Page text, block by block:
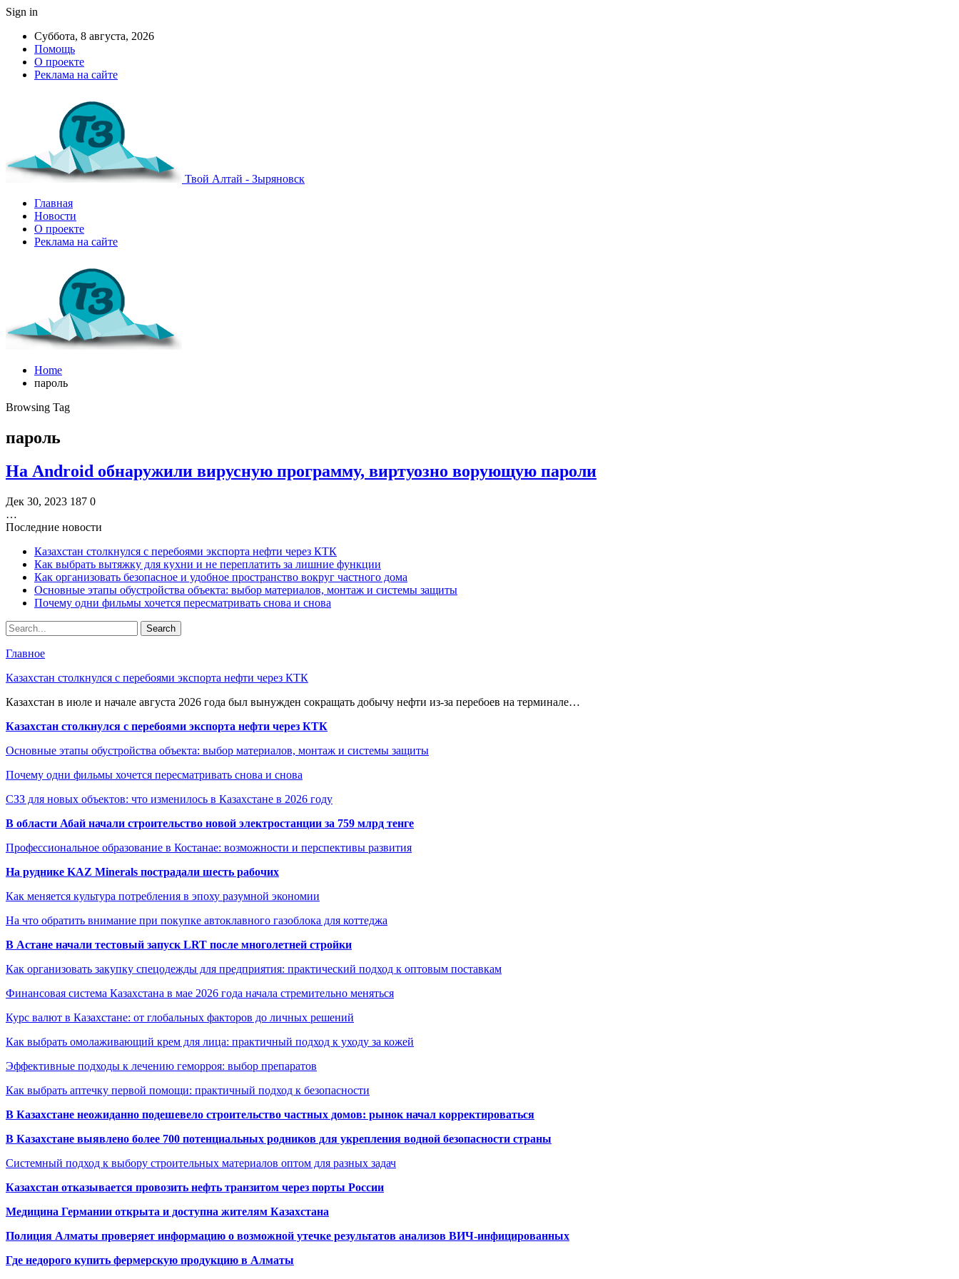
Sign in
Суббота, 8 августа, 2026
Помощь
О проекте
Реклама на сайте
Твой Алтай - Зыряновск
Главная
Новости
О проекте
Реклама на сайте
Home
пароль
Browsing Tag
пароль
На Android обнаружили вирусную программу, виртуозно ворующую пароли
Дек 30, 2023 187 0
…
Последние новости
Казахстан столкнулся с перебоями экспорта нефти через КТК
Как выбрать вытяжку для кухни и не переплатить за лишние функции
Как организовать безопасное и удобное пространство вокруг частного дома
Основные этапы обустройства объекта: выбор материалов, монтаж и системы защиты
Почему одни фильмы хочется пересматривать снова и снова
Главное
Казахстан столкнулся с перебоями экспорта нефти через КТК
Казахстан в июле и начале августа 2026 года был вынужден сокращать добычу нефти из-за перебоев на терминале…
Казахстан столкнулся с перебоями экспорта нефти через КТК
Основные этапы обустройства объекта: выбор материалов, монтаж и системы защиты
Почему одни фильмы хочется пересматривать снова и снова
СЗЗ для новых объектов: что изменилось в Казахстане в 2026 году
В области Абай начали строительство новой электростанции за 759 млрд тенге
Профессиональное образование в Костанае: возможности и перспективы развития
На руднике KAZ Minerals пострадали шесть рабочих
Как меняется культура потребления в эпоху разумной экономии
На что обратить внимание при покупке автоклавного газоблока для коттеджа
В Астане начали тестовый запуск LRT после многолетней стройки
Как организовать закупку спецодежды для предприятия: практический подход к оптовым поставкам
Финансовая система Казахстана в мае 2026 года начала стремительно меняться
Курс валют в Казахстане: от глобальных факторов до личных решений
Как выбрать омолаживающий крем для лица: практичный подход к уходу за кожей
Эффективные подходы к лечению геморроя: выбор препаратов
Как выбрать аптечку первой помощи: практичный подход к безопасности
В Казахстане неожиданно подешевело строительство частных домов: рынок начал корректироваться
В Казахстане выявлено более 700 потенциальных родников для укрепления водной безопасности страны
Системный подход к выбору строительных материалов оптом для разных задач
Казахстан отказывается провозить нефть транзитом через порты России
Медицина Германии открыта и доступна жителям Казахстана
Полиция Алматы проверяет информацию о возможной утечке результатов анализов ВИЧ-инфицированных
Где недорого купить фермерскую продукцию в Алматы